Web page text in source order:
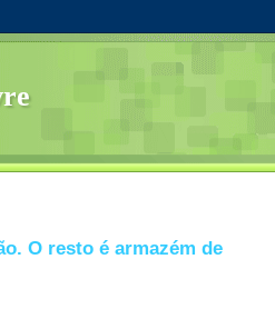
O resto é armazém de